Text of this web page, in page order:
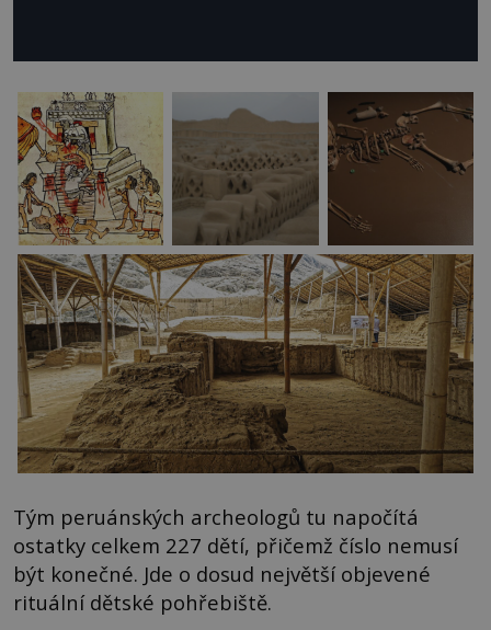
Tým peruánských archeologů tu napočítá
ostatky celkem 227 dětí, přičemž číslo nemusí
být konečné. Jde o dosud největší objevené
rituální dětské pohřebiště.